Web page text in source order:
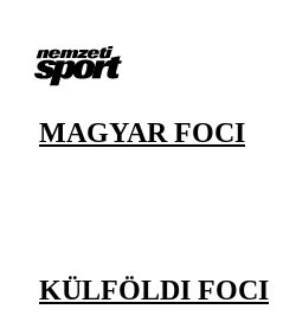
MAGYAR FOCI
KÜLFÖLDI FOCI